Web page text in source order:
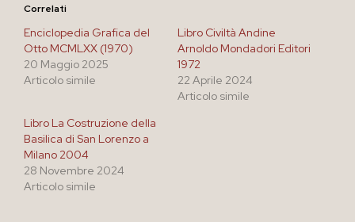
Correlati
Enciclopedia Grafica del
Otto MCMLXX (1970)
20 Maggio 2025
Articolo simile
Libro Civiltà Andine
Arnoldo Mondadori Editori
1972
22 Aprile 2024
Articolo simile
Libro La Costruzione della
Basilica di San Lorenzo a
Milano 2004
28 Novembre 2024
Articolo simile